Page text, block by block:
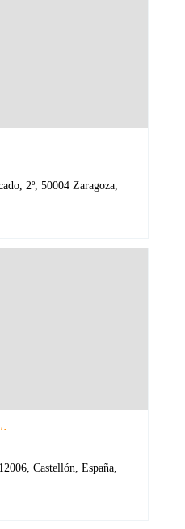
2º, 50004 Zaragoza,
Castellón, España,